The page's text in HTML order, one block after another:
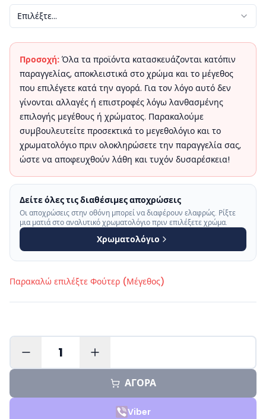
Επιλέξτε...
Προσοχή: Όλα τα προϊόντα κατασκευάζονται κατόπιν
παραγγελίας, αποκλειστικά στο χρώμα και το μέγεθος
που επιλέγετε κατά την αγορά. Για τον λόγο αυτό δεν
γίνονται αλλαγές ή επιστροφές λόγω λανθασμένης
επιλογής μεγέθους ή χρώματος. Παρακαλούμε
συμβουλευτείτε προσεκτικά το μεγεθολόγιο και το
χρωματολόγιο πριν ολοκληρώσετε την παραγγελία σας,
ώστε να αποφευχθούν λάθη και τυχόν δυσαρέσκεια!
Δείτε όλες τις διαθέσιμες αποχρώσεις
Οι αποχρώσεις στην οθόνη μπορεί να διαφέρουν ελαφρώς. Ρίξτε
μια ματιά στο αναλυτικό χρωματολόγιο πριν επιλέξετε χρώμα.
Χρωματολόγιο
Παρακαλώ επιλέξτε Φούτερ (Μέγεθος)
1
ΑΓΟΡΑ
Viber